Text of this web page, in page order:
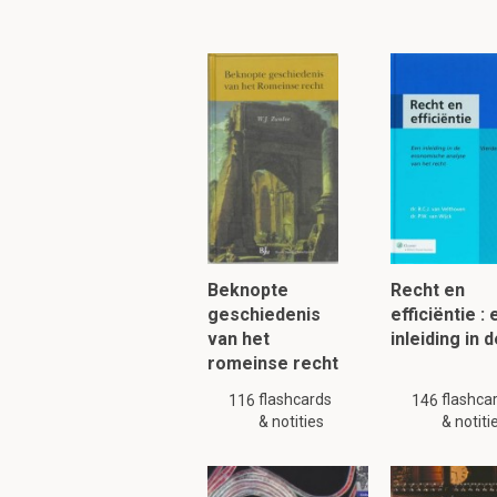
Welke drie soorten
Objectieve data
Personeel data
veroordelende
Wat houdt
Er wordt gekeken
problemen:
Je wilt graag
contamination
Het hele
Beknopte
geschiedenis
van het
romeinse recht
116 flashcards
& notities
Recht en
efficiëntie :
inleiding in
146
&